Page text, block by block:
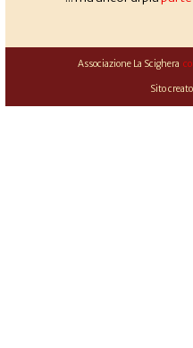
Associazione La Scighera
Sito